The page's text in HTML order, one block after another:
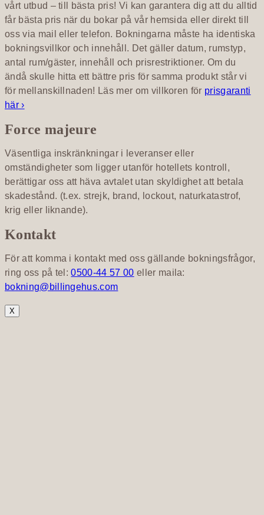
vårt utbud – till bästa pris! Vi kan garantera dig att du alltid
får bästa pris när du bokar på vår hemsida eller direkt till
oss via mail eller telefon. Bokningarna måste ha identiska
bokningsvillkor och innehåll. Det gäller datum, rumstyp,
antal rum/gäster, innehåll och prisrestriktioner. Om du
ändå skulle hitta ett bättre pris för samma produkt står vi
för mellanskillnaden! Läs mer om villkoren för prisgaranti
här ›
Force majeure
Väsentliga inskränkningar i leveranser eller
omständigheter som ligger utanför hotellets kontroll,
berättigar oss att häva avtalet utan skyldighet att betala
skadestånd. (t.ex. strejk, brand, lockout, naturkatastrof,
krig eller liknande).
Kontakt
För att komma i kontakt med oss gällande bokningsfrågor,
ring oss på tel:0500-44 57 00 eller maila:
bokning@billingehus.com
X